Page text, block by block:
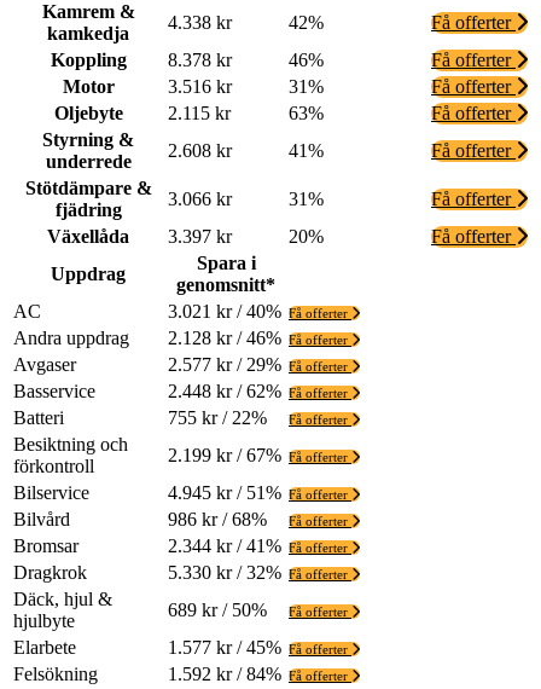
Kamrem &
kamkedja
4.338 kr 42%
Få offerter
Koppling
8.378 kr 46%
Få offerter
Motor
3.516 kr 31%
Få offerter
Oljebyte
2.115 kr 63%
Få offerter
Styrning &
underrede
2.608 kr 41%
Få offerter
Stötdämpare &
fjädring
3.066 kr 31%
Få offerter
Växellåda
3.397 kr 20%
Få offerter
Uppdrag
Spara i
genomsnitt*
AC
3.021 kr / 40% Få offerter
Andra uppdrag 2.128 kr / 46% Få offerter
Avgaser 2.577 kr / 29% Få offerter
Basservice 2.448 kr / 62% Få offerter
Batteri 755 kr / 22% Få offerter
Besiktning och
förkontroll
2.199 kr / 67% Få offerter
Bilservice 4.945 kr / 51% Få offerter
Bilvård 986 kr / 68% Få offerter
Bromsar 2.344 kr / 41% Få offerter
Dragkrok 5.330 kr / 32% Få offerter
Däck, hjul &
hjulbyte
689 kr / 50% Få offerter
Elarbete 1.577 kr / 45% Få offerter
Felsökning 1.592 kr / 84% Få offerter